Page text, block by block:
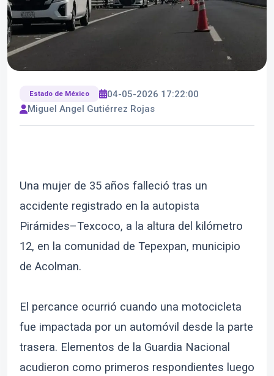
Estado de México
04-05-2026 17:22:00
Miguel Angel Gutiérrez Rojas
Una mujer de 35 años falleció tras un
accidente registrado en la autopista
Pirámides–Texcoco, a la altura del kilómetro
12, en la comunidad de Tepexpan, municipio
de Acolman.
El percance ocurrió cuando una motocicleta
fue impactada por un automóvil desde la parte
trasera. Elementos de la Guardia Nacional
acudieron como primeros respondientes luego